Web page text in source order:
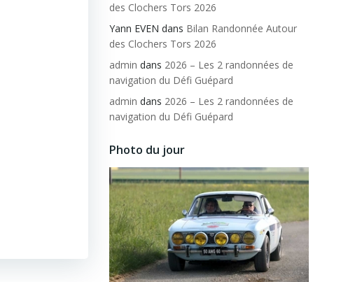
des Clochers Tors 2026
Yann EVEN dans Bilan Randonnée Autour
des Clochers Tors 2026
admin dans 2026 – Les 2 randonnées de
navigation du Défi Guépard
admin dans 2026 – Les 2 randonnées de
navigation du Défi Guépard
Photo du jour